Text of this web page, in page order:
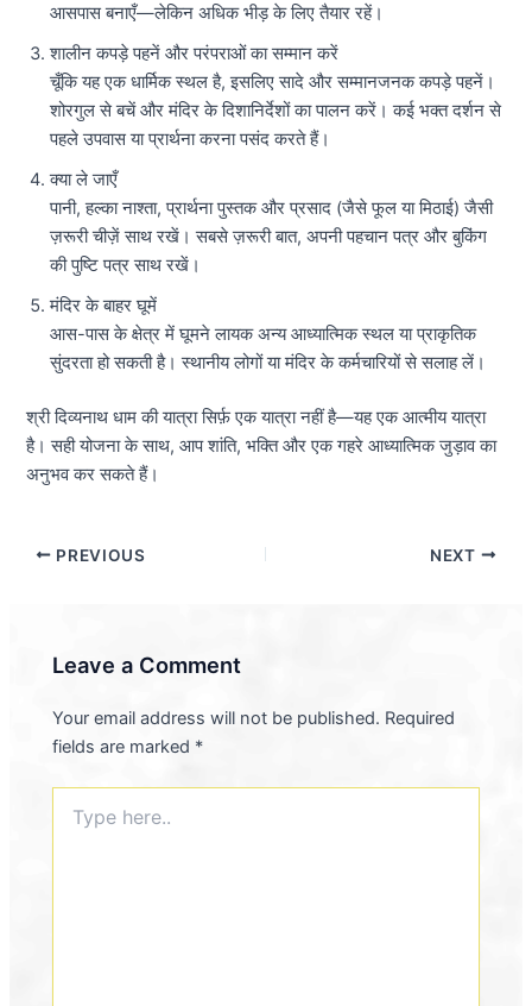
आसपास बनाएँ—लेकिन अधिक भीड़ के लिए तैयार रहें।
शालीन कपड़े पहनें और परंपराओं का सम्मान करें
चूँकि यह एक धार्मिक स्थल है, इसलिए सादे और सम्मानजनक कपड़े पहनें।
शोरगुल से बचें और मंदिर के दिशानिर्देशों का पालन करें। कई भक्त दर्शन से
पहले उपवास या प्रार्थना करना पसंद करते हैं।
क्या ले जाएँ
पानी, हल्का नाश्ता, प्रार्थना पुस्तक और प्रसाद (जैसे फूल या मिठाई) जैसी
ज़रूरी चीज़ें साथ रखें। सबसे ज़रूरी बात, अपनी पहचान पत्र और बुकिंग
की पुष्टि पत्र साथ रखें।
मंदिर के बाहर घूमें
आस-पास के क्षेत्र में घूमने लायक अन्य आध्यात्मिक स्थल या प्राकृतिक
सुंदरता हो सकती है। स्थानीय लोगों या मंदिर के कर्मचारियों से सलाह लें।
श्री दिव्यनाथ धाम की यात्रा सिर्फ़ एक यात्रा नहीं है—यह एक आत्मीय यात्रा
है। सही योजना के साथ, आप शांति, भक्ति और एक गहरे आध्यात्मिक जुड़ाव का
अनुभव कर सकते हैं।
PREVIOUS NEXT
Leave a Comment
Your email address will not be published. Required
fields are marked *
here..